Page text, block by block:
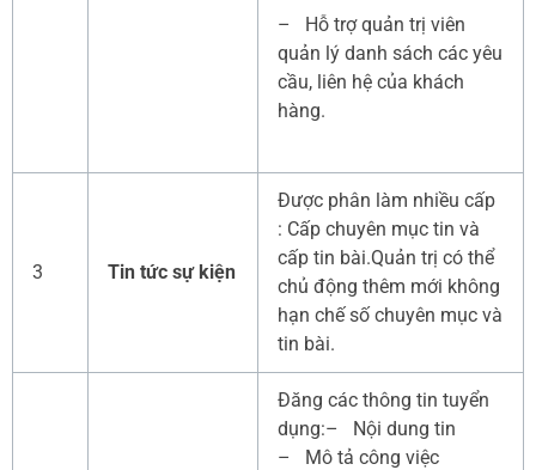
– Hỗ trợ quản trị viên
quản lý danh sách các yêu
cầu, liên hệ của khách
hàng.
3 Tin tức sự kiện
Được phân làm nhiều cấp
: Cấp chuyên mục tin và
cấp tin bài.Quản trị có thể
chủ động thêm mới không
hạn chế số chuyên mục và
tin bài.
Đăng các thông tin tuyển
dụng:– Nội dung tin
– Mô tả công việc